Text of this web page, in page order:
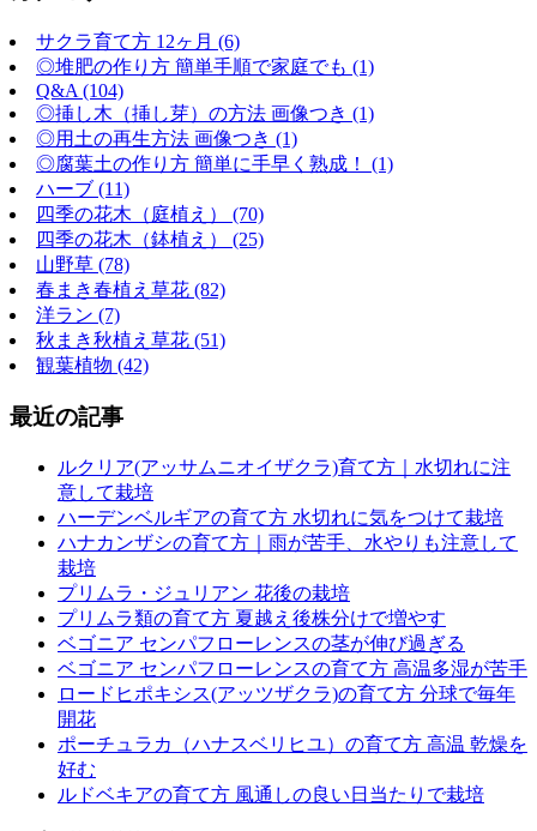
サクラ育て方 12ヶ月 (6)
◎堆肥の作り方 簡単手順で家庭でも (1)
Q&A (104)
◎挿し木（挿し芽）の方法 画像つき (1)
◎用土の再生方法 画像つき (1)
◎腐葉土の作り方 簡単に手早く熟成！ (1)
ハーブ (11)
四季の花木（庭植え） (70)
四季の花木（鉢植え） (25)
山野草 (78)
春まき春植え草花 (82)
洋ラン (7)
秋まき秋植え草花 (51)
観葉植物 (42)
最近の記事
ルクリア(アッサムニオイザクラ)育て方｜水切れに注
意して栽培
ハーデンベルギアの育て方 水切れに気をつけて栽培
ハナカンザシの育て方｜雨が苦手、水やりも注意して
栽培
プリムラ・ジュリアン 花後の栽培
プリムラ類の育て方 夏越え後株分けで増やす
ベゴニア センパフローレンスの茎が伸び過ぎる
ベゴニア センパフローレンスの育て方 高温多湿が苦手
ロードヒポキシス(アッツザクラ)の育て方 分球で毎年
開花
ポーチュラカ（ハナスベリヒユ）の育て方 高温 乾燥を
好む
ルドベキアの育て方 風通しの良い日当たりで栽培